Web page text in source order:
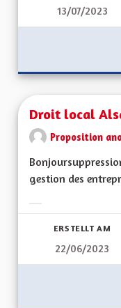
13/07/2023
Droit local
Proposition
gestion des
ERSTELLT AM
22/06/2023